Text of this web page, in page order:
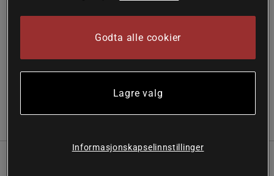
Godta alle cookier
Lagre valg
Informasjonskapselinnstillinger